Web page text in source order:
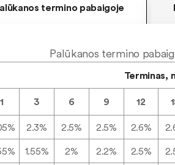
termino pabaigoje
Palūkanos termino
Terminas,
1 3 6 9 12
2.3% 2.5% 2.5% 2.6%
1.55% 2% 2.2% 2.5%